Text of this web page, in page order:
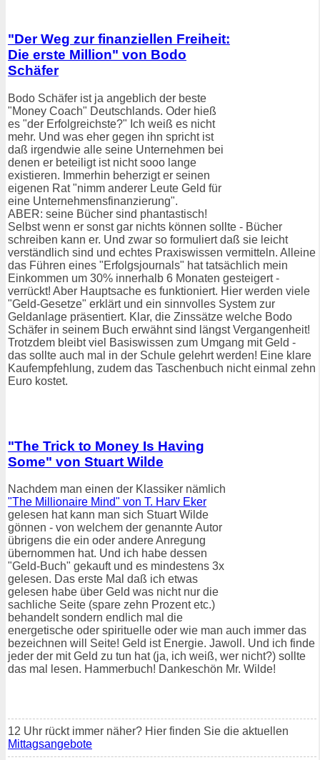
"Der Weg zur finanziellen Freiheit:
Die erste Million" von Bodo
Schäfer
Bodo Schäfer ist ja angeblich der beste
"Money Coach" Deutschlands. Oder hieß
es "der Erfolgreichste?" Ich weiß es nicht
mehr. Und was eher gegen ihn spricht ist
daß irgendwie alle seine Unternehmen bei
denen er beteiligt ist nicht sooo lange
existieren. Immerhin beherzigt er seinen
eigenen Rat "nimm anderer Leute Geld für
eine Unternehmensfinanzierung".
ABER: seine Bücher sind phantastisch!
Selbst wenn er sonst gar nichts können sollte - Bücher
schreiben kann er. Und zwar so formuliert daß sie leicht
verständlich sind und echtes Praxiswissen vermitteln. Alleine
das Führen eines "Erfolgsjournals" hat tatsächlich mein
Einkommen um 30% innerhalb 6 Monaten gesteigert -
verrückt! Aber Hauptsache es funktioniert. Hier werden viele
"Geld-Gesetze" erklärt und ein sinnvolles System zur
Geldanlage präsentiert. Klar, die Zinssätze welche Bodo
Schäfer in seinem Buch erwähnt sind längst Vergangenheit!
Trotzdem bleibt viel Basiswissen zum Umgang mit Geld -
das sollte auch mal in der Schule gelehrt werden! Eine klare
Kaufempfehlung, zudem das Taschenbuch nicht einmal zehn
Euro kostet.
"The Trick to Money Is Having
Some" von Stuart Wilde
Nachdem man einen der Klassiker nämlich
"The Millionaire Mind" von T. Harv Eker
gelesen hat kann man sich Stuart Wilde
gönnen - von welchem der genannte Autor
übrigens die ein oder andere Anregung
übernommen hat. Und ich habe dessen
"Geld-Buch" gekauft und es mindestens 3x
gelesen. Das erste Mal daß ich etwas
gelesen habe über Geld was nicht nur die
sachliche Seite (spare zehn Prozent etc.)
behandelt sondern endlich mal die
energetische oder spirituelle oder wie man auch immer das
bezeichnen will Seite! Geld ist Energie. Jawoll. Und ich finde
jeder der mit Geld zu tun hat (ja, ich weiß, wer nicht?) sollte
das mal lesen. Hammerbuch! Dankeschön Mr. Wilde!
12 Uhr rückt immer näher? Hier finden Sie die aktuellen
Mittagsangebote